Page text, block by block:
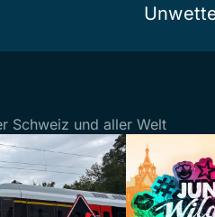
Schweiz und aller Welt